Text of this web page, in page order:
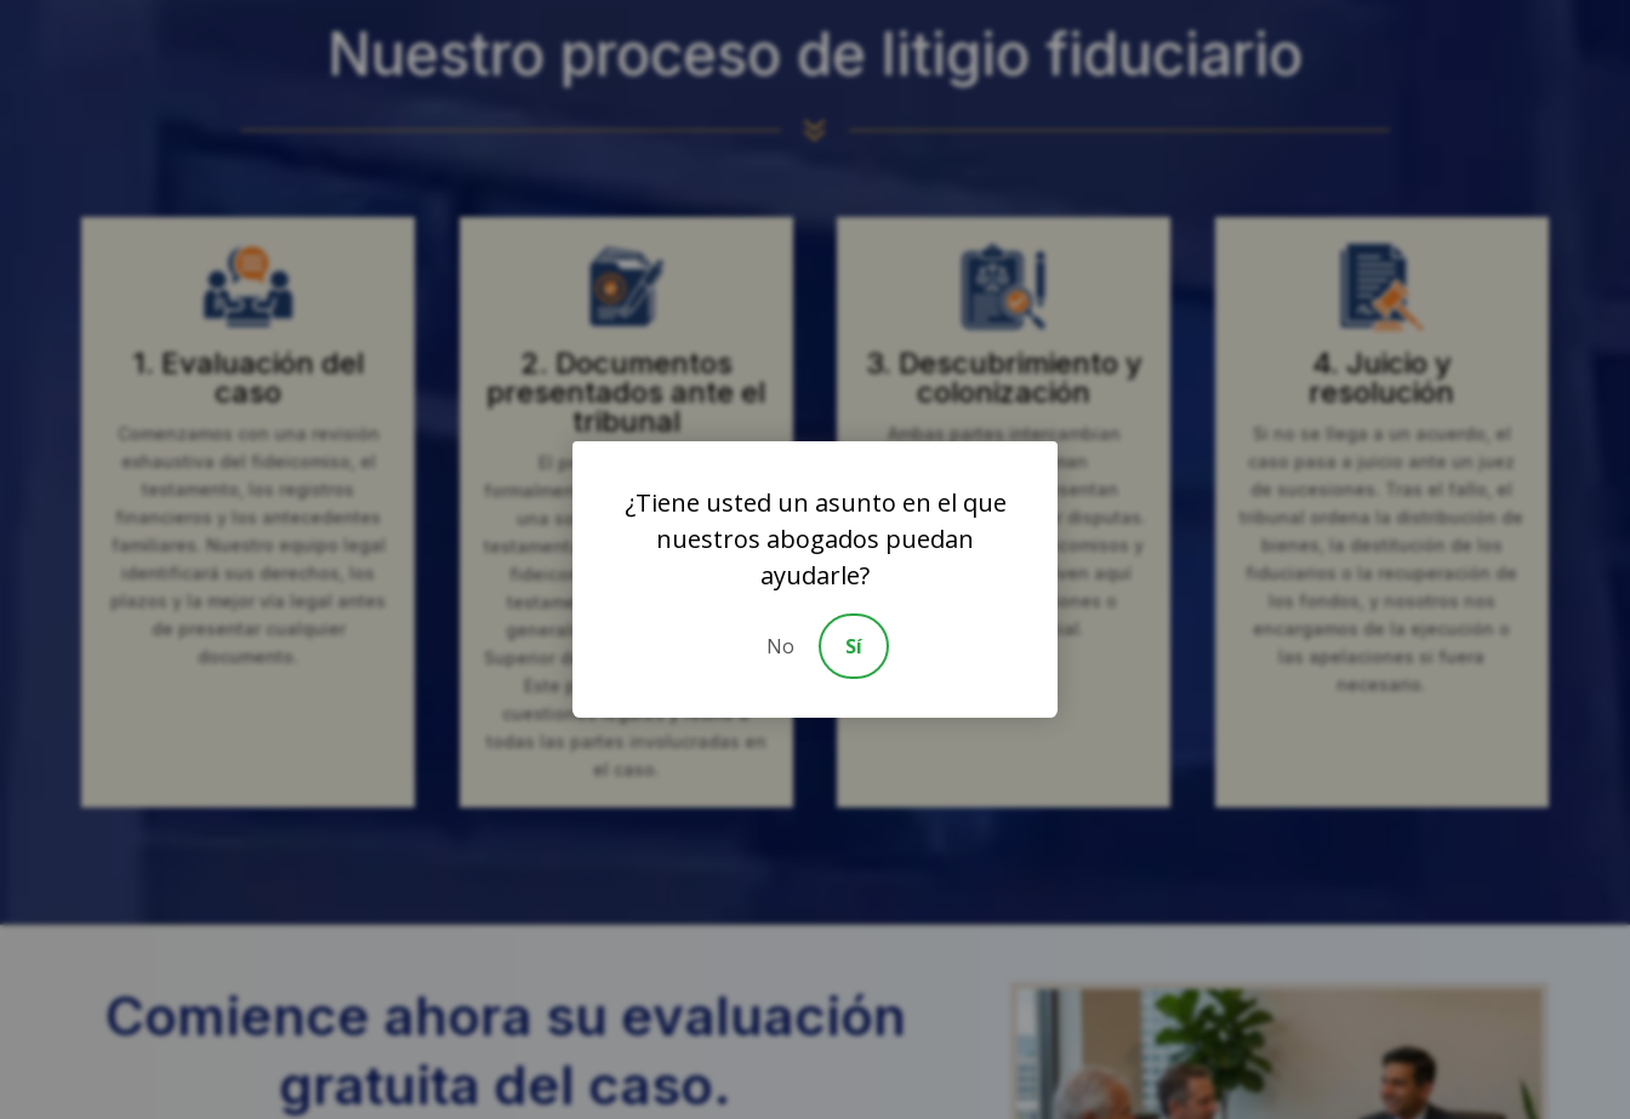
Nuestro proceso de litigio fiduciario
7
1. Evaluación del
caso
Comenzamos con una revisión
exhaustiva del fideicomiso, el
testamento, los registros
financieros y los antecedentes
familiares. Nuestro equipo legal
identificará sus derechos, los
plazos y la mejor vía legal antes
de presentar cualquier
documento.
2. Documentos
presentados ante el
tribunal
El proceso comienza
formalmente cuando se presenta
una solicitud de sucesión
testamentaria o una demanda de
fideicomiso ante el tribunal
testamentario de California,
generalmente en el Tribunal
Superior del Condado de Orange.
Este paso establece las
cuestiones legales y reúne a
todas las partes involucradas en
el caso.
3. Descubrimiento y
colonización
Ambas partes intercambian
documentos, toman
declaraciones y presentan
mociones para resolver disputas.
Muchos casos de fideicomisos y
sucesiones se resuelven aquí
mediante negociaciones o
mediación judicial.
4. Juicio y
resolución
Si no se llega a un acuerdo, el
caso pasa a juicio ante un juez
de sucesiones. Tras el fallo, el
tribunal ordena la distribución de
bienes, la destitución de los
fiduciarios o la recuperación de
los fondos, y nosotros nos
encargamos de la ejecución o
las apelaciones si fuera
necesario.
Comience ahora su evaluación
gratuita del caso.
¿Tiene usted un asunto en el que
nuestros abogados puedan
ayudarle?
No Sí